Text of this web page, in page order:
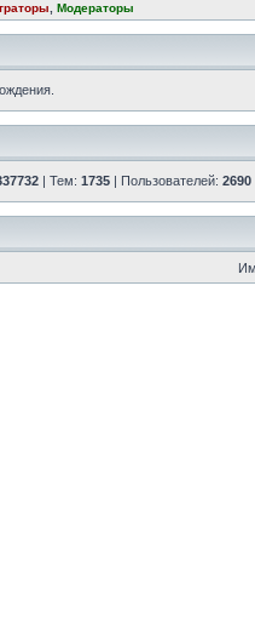
Модераторы
| Тем: 1735 | Пользователей: 2690